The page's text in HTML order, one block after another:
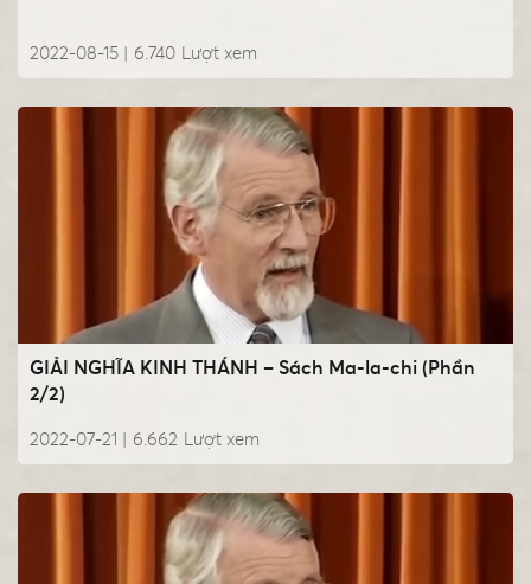
2022-08-15 | Lượt xem
6.740
GIẢI NGHĨA KINH THÁNH – Sách Ma-la-chi (Phần
2/2)
2022-07-21 | Lượt xem
6.662